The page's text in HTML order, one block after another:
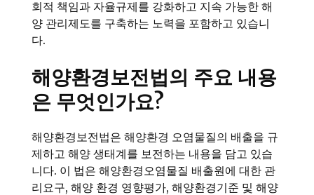
회적 책임과 자율규제를 강화하고 지속 가능한 해
양 관리제도를 구축하는 노력을 포함하고 있습니
다.
해양환경보전법의 주요 내용
은 무엇인가요?
해양환경보전법은 해양환경 오염물질의 배출을 규
제하고 해양 생태계를 보전하는 내용을 담고 있습
니다. 이 법은 해양환경오염물질 배출원에 대한 관
리요구, 해양 환경 영향평가, 해양환경기준 및 해양